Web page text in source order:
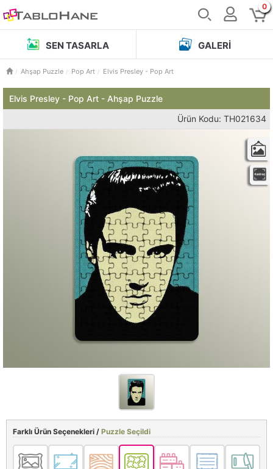
0
SEN TASARLA GALERI
Ahşap Puzzle Pop Art Elvis Presley - Pop Art
Elvis Presley - Pop Art - Ahşap Puzzle
Ürün Kodu: TH021634
Farklı Ürün Seçenekleri / Puzzle Seçildi